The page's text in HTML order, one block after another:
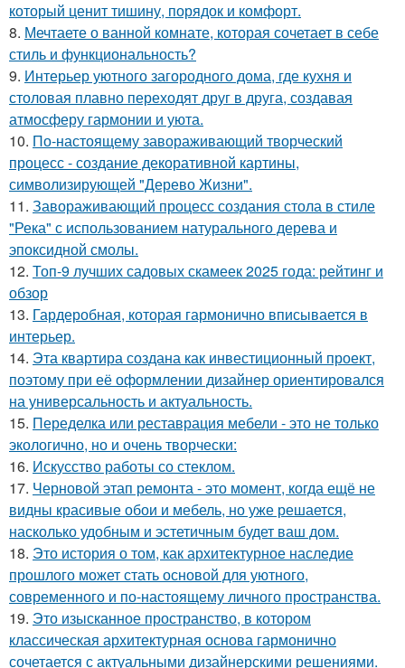
который ценит тишину, порядок и комфорт.
8. Мечтаете о ванной комнате, которая сочетает в себе
стиль и функциональность?
9. Интерьер уютного загородного дома, где кухня и
столовая плавно переходят друг в друга, создавая
атмосферу гармонии и уюта.
10. По-настоящему завораживающий творческий
процесс - создание декоративной картины,
символизирующей "Дерево Жизни".
11. Завораживающий процесс создания стола в стиле
"Река" с использованием натурального дерева и
эпоксидной смолы.
12. Топ-9 лучших садовых скамеек 2025 года: рейтинг и
обзор
13. Гардеробная, которая гармонично вписывается в
интерьер.
14. Эта квартира создана как инвестиционный проект,
поэтому при её оформлении дизайнер ориентировался
на универсальность и актуальность.
15. Переделка или реставрация мебели - это не только
экологично, но и очень творчески:
16. Искусство работы со стеклом.
17. Черновой этап ремонта - это момент, когда ещё не
видны красивые обои и мебель, но уже решается,
насколько удобным и эстетичным будет ваш дом.
18. Это история о том, как архитектурное наследие
прошлого может стать основой для уютного,
современного и по-настоящему личного пространства.
19. Это изысканное пространство, в котором
классическая архитектурная основа гармонично
сочетается с актуальными дизайнерскими решениями.